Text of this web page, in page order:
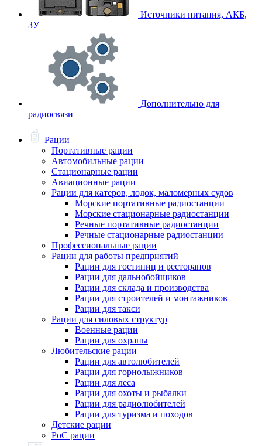
Источники питания, АКБ,
ЗУ
Дополнительно для
радиосвязи
Рации
Портативные рации
Автомобильные рации
Стационарные рации
Авиационные рации
Рации для катеров, лодок, маломерных судов
Морские портативные радиостанции
Морские стационарные радиостанции
Речные портативные радиостанции
Речные стационарные радиостанции
Профессиональные рации
Рации для работы предприятий
Рации для гостиниц и ресторанов
Рации для дальнобойщиков
Рации для склада и производства
Рации для строителей и монтажников
Рации для такси
Рации для силовых структур
Военные рации
Рации для охраны
Любительские рации
Рации для автолюбителей
Рации для горнолыжников
Рации для леса
Рации для охоты и рыбалки
Рации для радиолюбителей
Рации для туризма и походов
Детские рации
PoC рации